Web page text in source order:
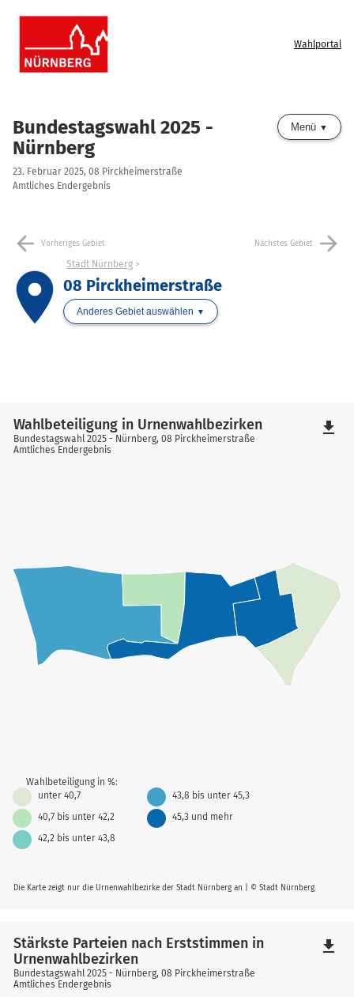
Wahlportal
Bundestagswahl 2025 -
Nürnberg
23. Februar 2025, 08 Pirckheimerstraße
Amtliches Endergebnis
Menü
arrow_back Vorheriges Gebiet Nächstes Gebiet arrow_forward
place
Stadt Nürnberg
08 Pirckheimerstraße
Anderes Gebiet auswählen
Die Karte zeigt nur die Urnenwahlbezirke der Stadt Nürnberg an | © Stadt Nürnberg
Wahlbeteiligung in Urnenwahlbezirken
Bundestagswahl 2025 - Nürnberg, 08 Pirckheimerstraße
Amtliches Endergebnis
Wahlbeteiligung in %:
unter 40,7
40,7 bis unter 42,2
42,2 bis unter 43,8
43,8 bis unter 45,3
45,3 und mehr
file_download
Stärkste Parteien nach Erststimmen in
Urnenwahlbezirken
Bundestagswahl 2025 - Nürnberg, 08 Pirckheimerstraße
Amtliches Endergebnis
file_download